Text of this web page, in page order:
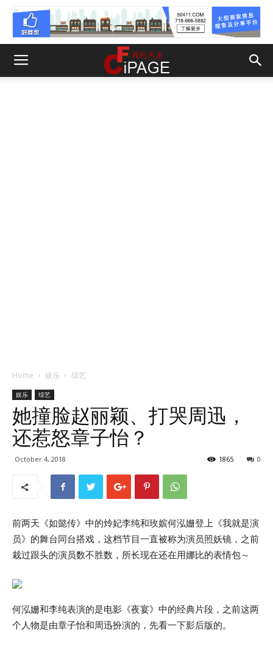
Home 娱乐 综艺
娱乐 综艺
她撞脸赵丽颖、打哭周迅，
还惹怒章子怡？
October 4, 2018 0
1865
前两天《如懿传》中的炩妃李纯和玫嫔何泓姗登上《我就是演
员》的舞台同台搭戏，这档节目一直被称为演员照妖镜，之前
栽过跟头的演员数不胜数，所长现在还在用娜比的表情包～
何泓姗和李纯表演的是电影《夜宴》中的经典片段，之前这两
个人物是由章子怡和周迅扮演的，先看一下影后版的。